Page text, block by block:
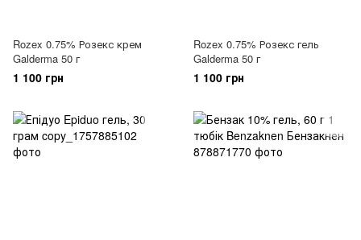
Rozex 0.75% Розекс крем
Galderma 50 г
1 100 грн
Rozex 0.75% Розекс гель
Galderma 50 г
1 100 грн